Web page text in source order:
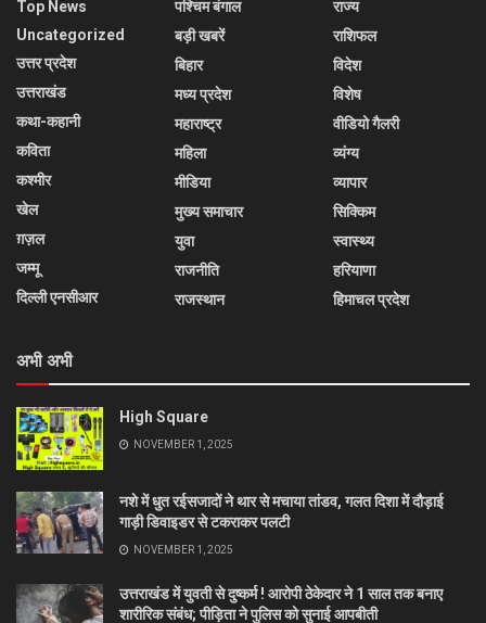
Top News
Uncategorized
उत्तर प्रदेश
उत्तराखंड
कथा-कहानी
कविता
कश्मीर
खेल
ग़ज़ल
जम्मू
दिल्ली एनसीआर
पश्चिम बंगाल
बड़ी खबरें
बिहार
मध्य प्रदेश
महाराष्ट्र
महिला
मीडिया
मुख्य समाचार
युवा
राजनीति
राजस्थान
राज्य
राशिफल
विदेश
विशेष
वीडियो गैलरी
व्यंग्य
व्यापार
सिक्किम
स्वास्थ्य
हरियाणा
हिमाचल प्रदेश
अभी अभी
High Square
NOVEMBER 1, 2025
नशे में धुत रईसजादों ने थार से मचाया तांडव, गलत दिशा में दौड़ाई
गाड़ी डिवाइडर से टकराकर पलटी
NOVEMBER 1, 2025
उत्तराखंड में युवती से दुष्कर्म ! आरोपी ठेकेदार ने 1 साल तक बनाए
शारीरिक संबंध; पीड़िता ने पुलिस को सुनाई आपबीती